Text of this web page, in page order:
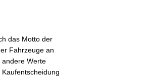
das Motto der
Fahrzeuge an
Werte